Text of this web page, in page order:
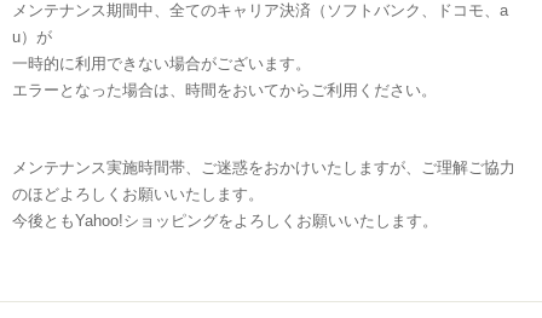
メンテナンス期間中、全てのキャリア決済（ソフトバンク、ドコモ、a
u）が
一時的に利用できない場合がございます。
エラーとなった場合は、時間をおいてからご利用ください。
メンテナンス実施時間帯、ご迷惑をおかけいたしますが、ご理解ご協力
のほどよろしくお願いいたします。
今後ともYahoo!ショッピングをよろしくお願いいたします。